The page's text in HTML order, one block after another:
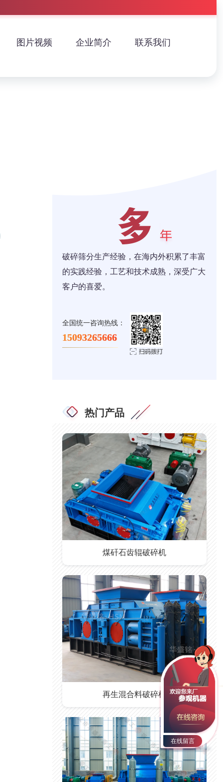
图片视频 企业简介 联系我们
破碎筛分生产经验，在海内外积累了丰富
的实践经验，工艺和技术成熟，深受广大
客户的喜爱。
全国统一咨询热线：
15093265666
热门产品
煤矸石齿辊破碎机
再生混合料破碎机
在线留言